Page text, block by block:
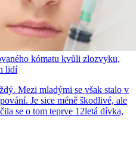
kómatu kvůli zlozvyku,
lidí
Mezi mladými se však stalo v
Je sice méně škodlivé, ale
se o tom teprve 12letá dívka,